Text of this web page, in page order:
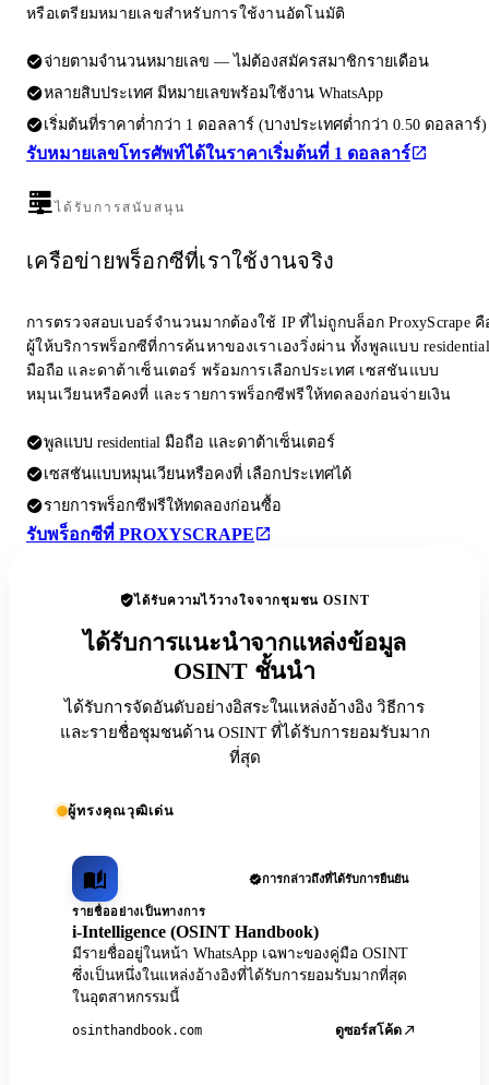
หรือเตรียมหมายเลขสำหรับการใช้งานอัตโนมัติ
จ่ายตามจำนวนหมายเลข — ไม่ต้องสมัครสมาชิกรายเดือน
หลายสิบประเทศ มีหมายเลขพร้อมใช้งาน WhatsApp
เริ่มต้นที่ราคาต่ำกว่า 1 ดอลลาร์ (บางประเทศต่ำกว่า 0.50 ดอลลาร์)
รับหมายเลขโทรศัพท์ได้ในราคาเริ่มต้นที่ 1 ดอลลาร์
ได้รับการสนับสนุน
เครือข่ายพร็อกซีที่เราใช้งานจริง
การตรวจสอบเบอร์จำนวนมากต้องใช้ IP ที่ไม่ถูกบล็อก ProxyScrape คื
ผู้ให้บริการพร็อกซีที่การค้นหาของเราเองวิ่งผ่าน ทั้งพูลแบบ residential
มือถือ และดาต้าเซ็นเตอร์ พร้อมการเลือกประเทศ เซสชันแบบ
หมุนเวียนหรือคงที่ และรายการพร็อกซีฟรีให้ทดลองก่อนจ่ายเงิน
พูลแบบ residential มือถือ และดาต้าเซ็นเตอร์
เซสชันแบบหมุนเวียนหรือคงที่ เลือกประเทศได้
รายการพร็อกซีฟรีให้ทดลองก่อนซื้อ
รับพร็อกซีที่ PROXYSCRAPE
ได้รับความไว้วางใจจากชุมชน OSINT
ได้รับการแนะนำจากแหล่งข้อมูล
OSINT ชั้นนำ
ได้รับการจัดอันดับอย่างอิสระในแหล่งอ้างอิง วิธีการ
และรายชื่อชุมชนด้าน OSINT ที่ได้รับการยอมรับมาก
ที่สุด
ผู้ทรงคุณวุฒิเด่น
การกล่าวถึงที่ได้รับการยืนยัน
รายชื่ออย่างเป็นทางการ
i-Intelligence (OSINT Handbook)
มีรายชื่ออยู่ในหน้า WhatsApp เฉพาะของคู่มือ OSINT
ซึ่งเป็นหนึ่งในแหล่งอ้างอิงที่ได้รับการยอมรับมากที่สุด
ในอุตสาหกรรมนี้
osinthandbook.com ดูซอร์สโค้ด